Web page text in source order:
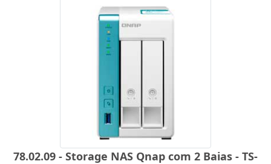
78.02.09 - Storage NAS Qnap com 2 Baias - TS-